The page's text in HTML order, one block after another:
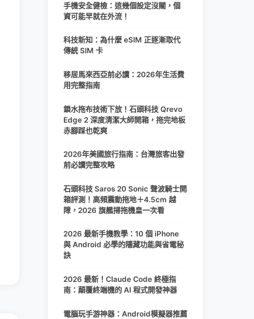
手機安全健檢：這幾個設定沒關，個
資可能早就在外流！
科技新知：為什麼 eSIM 正逐漸取代
傳統 SIM 卡
移居馬來西亞前必讀：2026年生活費
用完整指南
鎖水拖布技術下放！石頭科技 Qrevo
Edge 2 深度清潔大師開箱，拖完地板
赤腳踩也乾爽
2026年美國旅行指南：台灣旅客出發
前必讀完整攻略
石頭科技 Saros 20 Sonic 聲波騎士開
箱評測！高頻震動拖地＋4.5cm 越
障，2026 旗艦掃拖機皇一次看
2026 最新手機教學：10 個 iPhone
與 Android 必學的隱藏功能與省電秘
訣
2026 最新！Claude Code 終極指
南：顛覆終端機的 AI 程式開發神器
電腦玩手游神器：Android模擬器推薦